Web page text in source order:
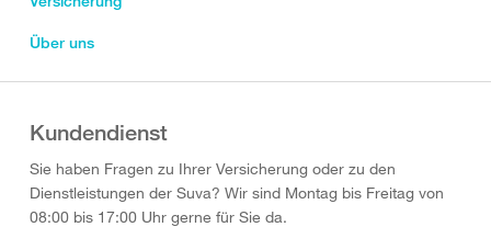
Über uns
Kundendienst
Sie haben Fragen zu Ihrer Versicherung oder zu den
Dienstleistungen der Suva? Wir sind Montag bis Freitag von
08:00 bis 17:00 Uhr gerne für Sie da.